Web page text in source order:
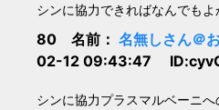
シンに協力できればなんでもよ
80 名前： 名無しさん＠
02-12 09:43:47
シンに協力プラスマルベーニ